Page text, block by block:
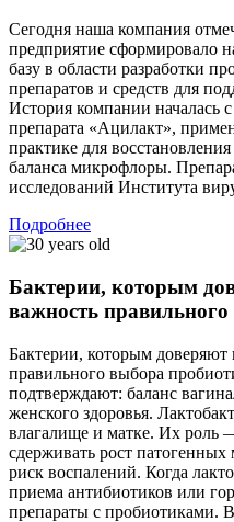
Сегодня наша компания
предприятие сформировало
базу в области разработки
препаратов и средств для
История компании началась
препарата «Ацилакт»,
практике для
баланса микрофлоры.
исследований Института
Подробнее
Бактерии, которым
важность
Бактерии, которым доверяют
правильного выбора
подтверждают: баланс
женского здоровья.
влагалище и матке. Их роль
сдерживать рост
риск воспалений. Когда
приема антибиотиков или
препараты с пробиотиками.